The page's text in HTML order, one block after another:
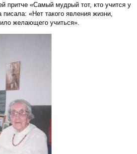
притче «Самый мудрый тот, кто учится у
«Нет такого явления жизни,
желающего учиться».